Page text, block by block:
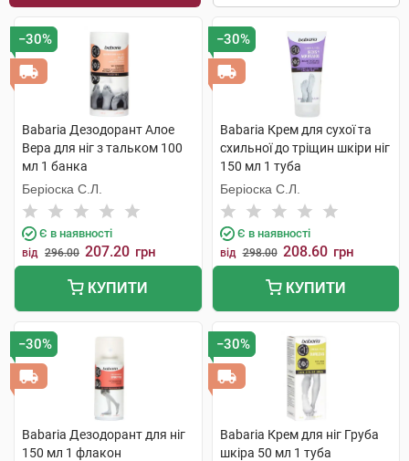
−30%
Babaria Дезодорант Алое
Вера для ніг з тальком 100
мл 1 банка
Беріоска С.Л.
Є в наявності
від 296.00 207.20 грн
КУПИТИ
−30%
Babaria Крем для сухої та
схильної до тріщин шкіри ніг
150 мл 1 туба
Беріоска С.Л.
Є в наявності
від 298.00 208.60 грн
КУПИТИ
−30%
Babaria Дезодорант для ніг
150 мл 1 флакон
−30%
Babaria Крем для ніг Груба
шкіра 50 мл 1 туба